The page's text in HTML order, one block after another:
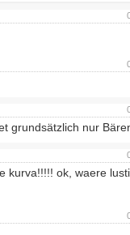
grundsätzlich nur
kurva!!!!! ok, waere